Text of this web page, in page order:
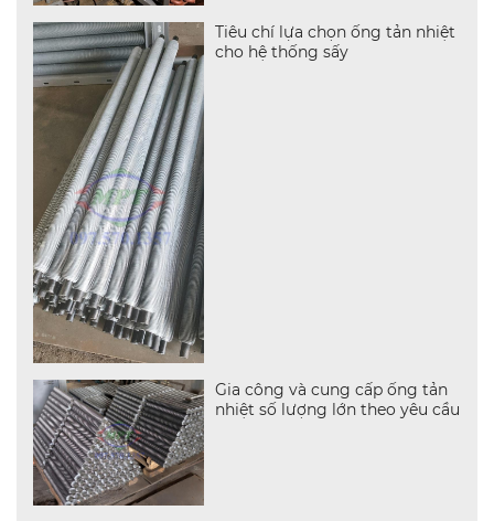
Tiêu chí lựa chọn ống tản nhiệt
cho hệ thống sấy
Gia công và cung cấp ống tản
nhiệt số lượng lớn theo yêu cầu